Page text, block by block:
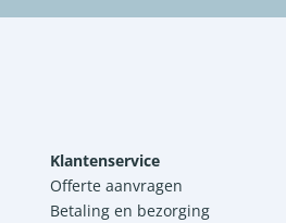
Klantenservice
Offerte aanvragen
Betaling en bezorging